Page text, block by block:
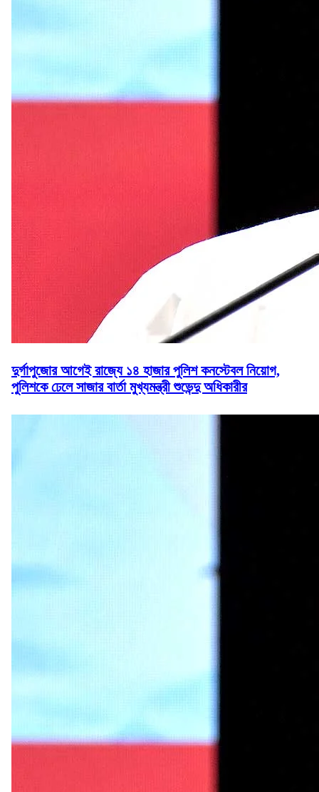
দুর্গাপুজোর আগেই রাজ্যে ১৪ হাজার পুলিশ কনস্টেবল নিয়োগ,
পুলিশকে ঢেলে সাজার বার্তা মুখ্যমন্ত্রী শুভেন্দু অধিকারীর